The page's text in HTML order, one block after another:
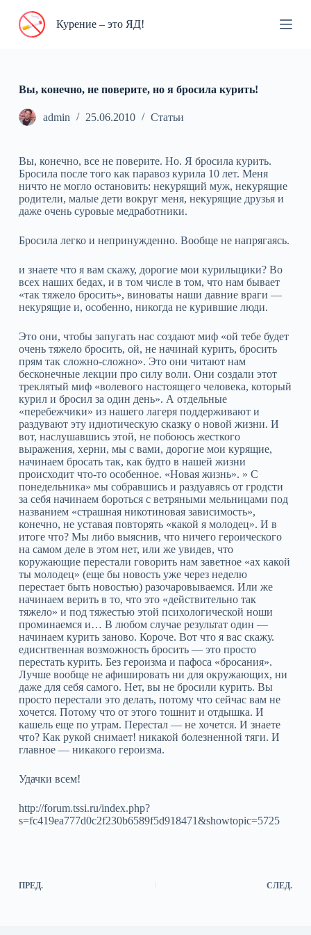
П
и
Курение – это ЯД!
Вы, конечно, не поверите, но я бросила курить!
admin 25.06.2010 Статьи
Вы, конечно, все не поверите. Но. Я бросила курить.
Бросила после того как паравоз курила 10 лет. Меня
ничто не могло остановить: некурящий муж, некурящие
родители, малые дети вокруг меня, некурящие друзья и
даже очень суровые медработники.
Бросила легко и непринужденно. Вообще не напрягаясь.
и знаете что я вам скажу, дорогие мои курильщики? Во
всех наших бедах, и в том числе в том, что нам бывает
«так тяжело бросить», виноваты наши давние враги —
некурящие и, особенно, никогда не курившие люди.
Это они, чтобы запугать нас создают миф «ой тебе будет
очень тяжело бросить, ой, не начинай курить, бросить
прям так сложно-сложно». Это они читают нам
бесконечные лекции про силу воли. Они создали этот
треклятый миф «волевого настоящего человека, который
курил и бросил за один день». А отдельные
«перебежчики» из нашего лагеря поддерживают и
раздувают эту идиотическую сказку о новой жизни. И
вот, наслушавшись этой, не побоюсь жесткого
выражения, херни, мы с вами, дорогие мои курящие,
начинаем бросать так, как будто в нашей жизни
происходит что-то особенное. «Новая жизнь». » С
понедельника» мы собравшись и раздуавясь от гродсти
за себя начинаем бороться с ветряными мельницами под
названием «страшная никотиновая зависимость»,
конечно, не уставая повторять «какой я молодец». И в
итоге что? Мы либо выяснив, что ничего героического
на самом деле в этом нет, или же увидев, что
коружающие перестали говорить нам заветное «ах какой
ты молодец» (еще бы новость уже через неделю
перестает быть новостью) разочаровываемся. Или же
начинаем верить в то, что это «действительно так
тяжело» и под тяжестью этой психологической ноши
проминаемся и… В любом случае результат один —
начинаем курить заново. Короче. Вот что я вас скажу.
едиснтвенная возможность бросить — это просто
перестать курить. Без героизма и пафоса «бросания».
Лучше вообще не афишировать ни для окружающих, ни
даже для себя самого. Нет, вы не бросили курить. Вы
просто перестали это делать, потому что сейчас вам не
хочется. Потому что от этого тошнит и отдышка. И
кашель еще по утрам. Перестал — не хочется. И знаете
что? Как рукой снимает! никакой болезненной тяги. И
главное — никакого героизма.
Удачки всем!
http://forum.tssi.ru/index.php?
s=fc419ea777d0c2f230b6589f5d918471&showtopic=5725
ПРЕД. СЛЕД.